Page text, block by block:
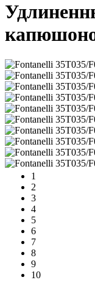
1
2
3
4
5
6
7
8
9
10